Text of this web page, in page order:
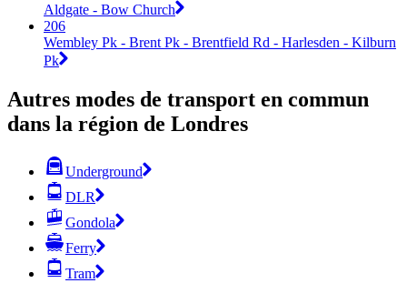
Aldgate - Bow Church
206
Wembley Pk - Brent Pk - Brentfield Rd - Harlesden - Kilburn
Pk
Autres modes de transport en commun
dans la région de Londres
Underground
DLR
Gondola
Ferry
Tram